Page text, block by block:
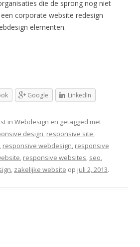
die de sprong nog niet
corporate website redesign
elementen.
Google LinkedIn
in Webdesign en getagged met
design responsive site
responsive webdesign responsive
responsive websites seo
zakelijke website op juli 2, 2013.